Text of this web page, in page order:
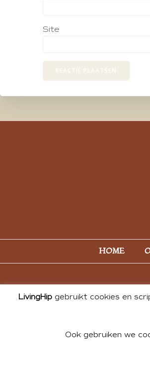
Site
HOME
© 2026
LivingHip gebruikt cookies en
Ook gebruiken we